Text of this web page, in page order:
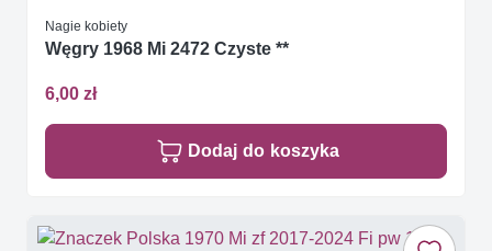
Nagie kobiety
Węgry 1968 Mi 2472 Czyste **
6,00 zł
Dodaj do koszyka